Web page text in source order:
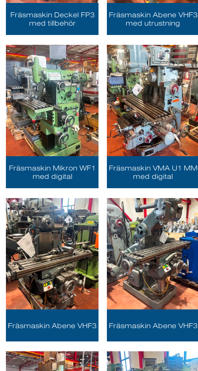
Fräsmaskin Deckel FP3
med tillbehör
Fräsmaskin Abene VHF3
med utrustning
Fräsmaskin Mikron WF1
med digital
Fräsmaskin VMA U1 MM
med digital
Fräsmaskin Abene VHF3 Fräsmaskin Abene VHF3